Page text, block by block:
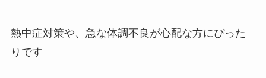
熱中症対策や、急な体調不良が心配な方にぴった
りです